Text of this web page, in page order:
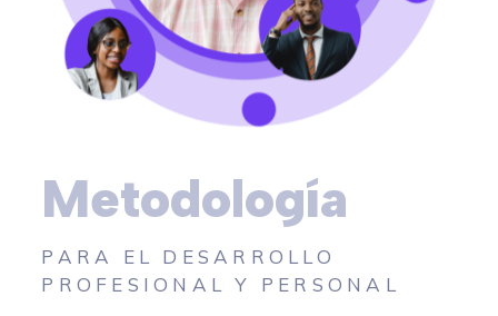
Metodología
PARA EL DESARROLLO
PROFESIONAL Y PERSONAL